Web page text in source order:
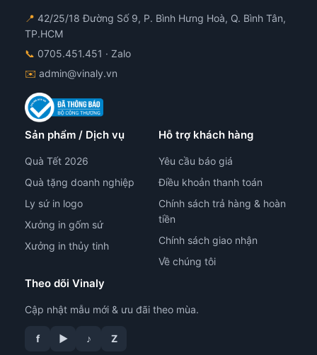
📍 42/25/18 Đường Số 9, P. Bình Hưng Hoà, Q. Bình Tân,
TP.HCM
📞 0705.451.451 · Zalo
✉️ admin@vinaly.vn
Sản phẩm / Dịch vụ
Quà Tết 2026
Quà tặng doanh nghiệp
Ly sứ in logo
Xưởng in gốm sứ
Xưởng in thủy tinh
Hỗ trợ khách hàng
Yêu cầu báo giá
Điều khoản thanh toán
Chính sách trả hàng & hoàn
tiền
Chính sách giao nhận
Về chúng tôi
Theo dõi Vinaly
Cập nhật mẫu mới & ưu đãi theo mùa.
f ▶ ♪ Z